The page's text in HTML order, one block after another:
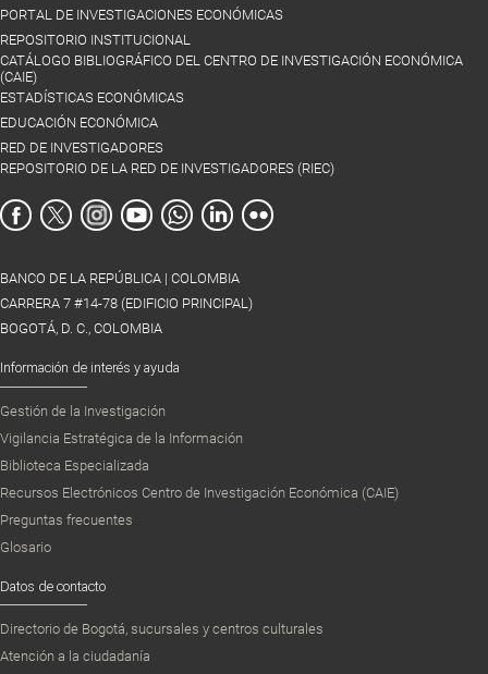
PORTAL DE INVESTIGACIONES ECONÓMICAS
REPOSITORIO INSTITUCIONAL
CATÁLOGO BIBLIOGRÁFICO DEL CENTRO DE INVESTIGACIÓN ECONÓMICA
(CAIE)
ESTADÍSTICAS ECONÓMICAS
EDUCACIÓN ECONÓMICA
RED DE INVESTIGADORES
REPOSITORIO DE LA RED DE INVESTIGADORES (RIEC)
BANCO DE LA REPÚBLICA | COLOMBIA
CARRERA 7 #14-78 (EDIFICIO PRINCIPAL)
BOGOTÁ, D. C., COLOMBIA
Información de interés y ayuda
Gestión de la Investigación
Vigilancia Estratégica de la Información
Biblioteca Especializada
Recursos Electrónicos Centro de Investigación Económica (CAIE)
Preguntas frecuentes
Glosario
Datos de contacto
Directorio de Bogotá, sucursales y centros culturales
Atención a la ciudadanía